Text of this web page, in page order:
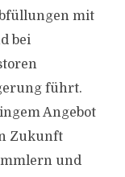
mit
bei
führt.
Angebot
Zukunft
und